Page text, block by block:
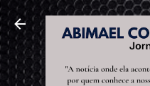
Pular para o